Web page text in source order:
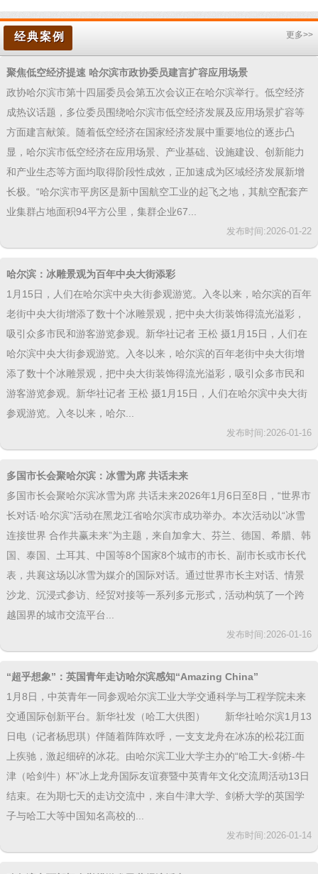
经典案例
成热议话题，多位委员围绕哈尔滨市低空经济发展及应用场景扩容等
方面建言献策。随着低空经济在国家经济发展中重要地位的逐步凸
显，哈尔滨市低空经济在应用场景、产业基础、设施建设、创新能力
和产业生态等方面均取得阶段性成效，正加速成为区域经济发展新增
长极。“哈尔滨市平房区是新中国航空工业的起飞之地，其航空配套产
业集群占地面积94平方公里，集群企业67...
发布时间:2026-01-22
老街中央大街增添了数十个冰雕景观，把中央大街装饰得流光溢彩，
吸引众多市民和游客游览参观。新华社记者 王松 摄1月15日，人们在
哈尔滨中央大街参观游览。入冬以来，哈尔滨的百年老街中央大街增
添了数十个冰雕景观，把中央大街装饰得流光溢彩，吸引众多市民和
游客游览参观。新华社记者 王松 摄1月15日，人们在哈尔滨中央大街
参观游览。入冬以来，哈尔...
发布时间:2026-01-16
长对话·哈尔滨”活动在黑龙江省哈尔滨市成功举办。本次活动以“冰雪
连接世界 合作共赢未来”为主题，来自加拿大、芬兰、德国、希腊、韩
国、泰国、土耳其、中国等8个国家8个城市的市长、副市长或市长代
表，共襄这场以冰雪为媒介的国际对话。通过世界市长主对话、情景
沙龙、沉浸式参访、经贸对接等一系列多元形式，活动构筑了一个跨
越国界的城市交流平台...
发布时间:2026-01-16